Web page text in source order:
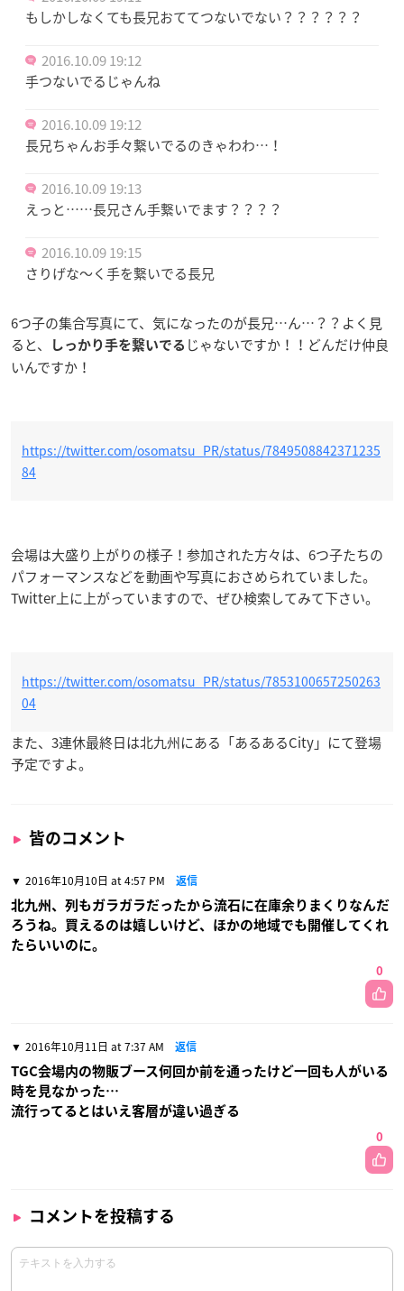
もしかしなくても長兄おててつないでない？？？？？？
2016.10.09 19:12
手つないでるじゃんね
2016.10.09 19:12
長兄ちゃんお手々繋いでるのきゃわわ…！
2016.10.09 19:13
えっと……長兄さん手繋いでます？？？？
2016.10.09 19:15
さりげな〜く手を繋いでる長兄
6つ子の集合写真にて、気になったのが長兄…ん…？？よく見
ると、
しっかり手を繋いでる じゃないですか！！どんだけ仲良
いんですか！
https://twitter.com/osomatsu_PR/status/7849508842371235
84
会場は大盛り上がりの様子！参加された方々は、6つ子たちの
パフォーマンスなどを動画や写真におさめられていました。
Twitter上に上がっていますので、ぜひ検索してみて下さい。
https://twitter.com/osomatsu_PR/status/7853100657250263
04
また、3連休最終日は北九州にある「あるあるCity」にて登場
予定ですよ。
皆のコメント
2016年10月10日 at 4:57 PM 返信
北九州、列もガラガラだったから流石に在庫余りまくりなんだ
ろうね。買えるのは嬉しいけど、ほかの地域でも開催してくれ
たらいいのに。
0
2016年10月11日 at 7:37 AM 返信
TGC会場内の物販ブース何回か前を通ったけど一回も人がいる
時を見なかった…
流行ってるとはいえ客層が違い過ぎる
0
コメントを投稿する